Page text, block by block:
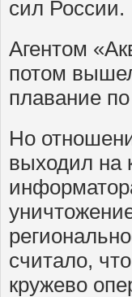
сил России.
Агентом
потом
плавание
Но
выходил на
считало,
кружево